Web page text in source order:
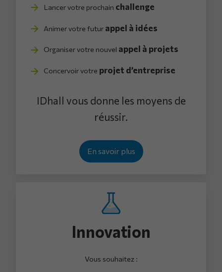
Lancer votre prochain challenge
Animer votre futur appel à idées
Organiser votre nouvel appel à projets
Concervoir votre projet d’entreprise
IDhall vous donne les moyens de
réussir.
En savoir plus
Innovation
Vous souhaitez :